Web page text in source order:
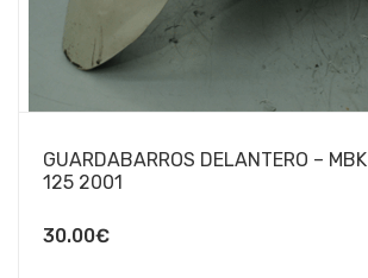
GUARDABARROS DELANTERO –
125 2001
30.00€